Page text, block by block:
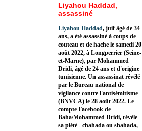
Liyahou Haddad,
assassiné
Liyahou Haddad, juif âgé de 34
ans, a été assassiné à coups de
couteau et de hache le samedi 20
août 2022, à Longperrier (Seine-
et-Marne), par Mohammed
Dridi, âgé de 24 ans et d'origine
tunisienne. Un assassinat révélé
par le Bureau national de
vigilance contre l'antisémitisme
(BNVCA) le 28 août 2022. Le
compte Facebook de
Baha/Mohammed Dridi, révèle
sa piété - chahada ou shahada,